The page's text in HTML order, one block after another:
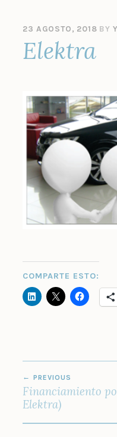
23 AGOSTO, 2018 BY
Elektra
COMPARTE ESTO:
DE
ENTRADAS
PREVIOUS
Financiamiento
Elektra)